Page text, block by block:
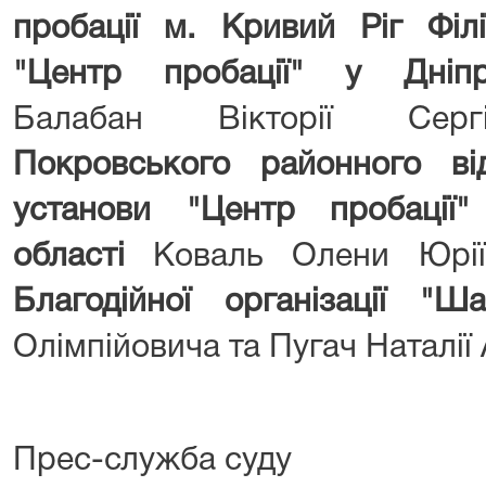
пробації м. Кривий
Ріг
"Центр пробації" у
Балабан Вікторії
Покровського районного
установи "Центр пробації"
області
Коваль Олени
Благодійної організації
Олімпійовича та Пугач Наталії
Прес-служба суду